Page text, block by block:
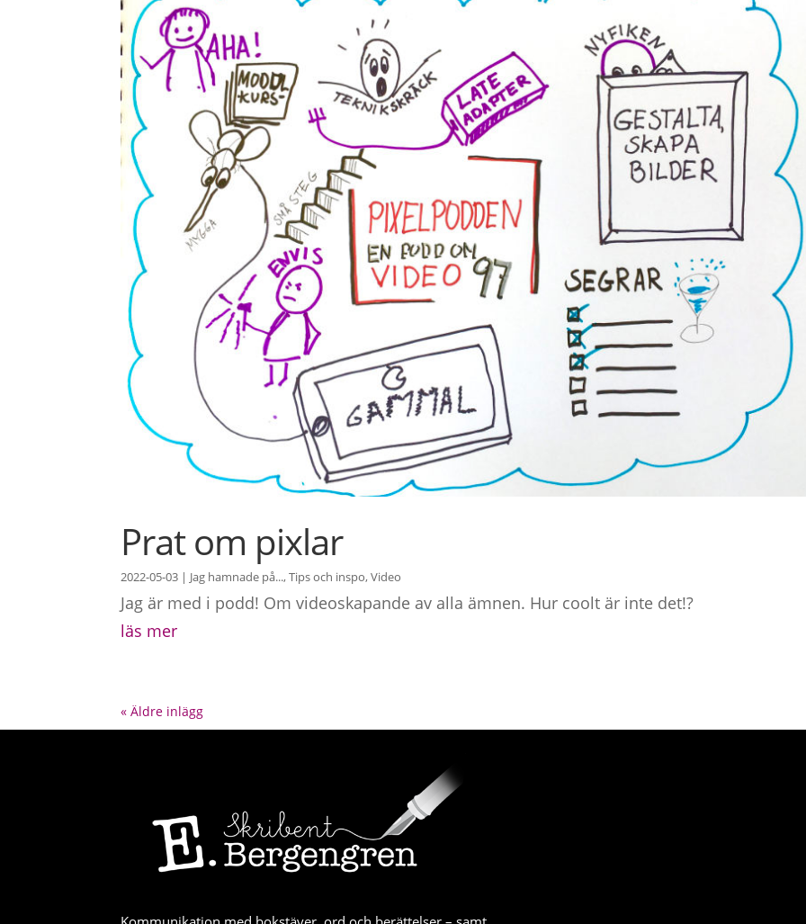
Prat om pixlar
2022-05-03 | Jag hamnade på...,Tips och inspo,Video
Jag är med i podd! Om videoskapande av alla ämnen. Hur coolt är inte det!?
läs mer
« Äldre inlägg